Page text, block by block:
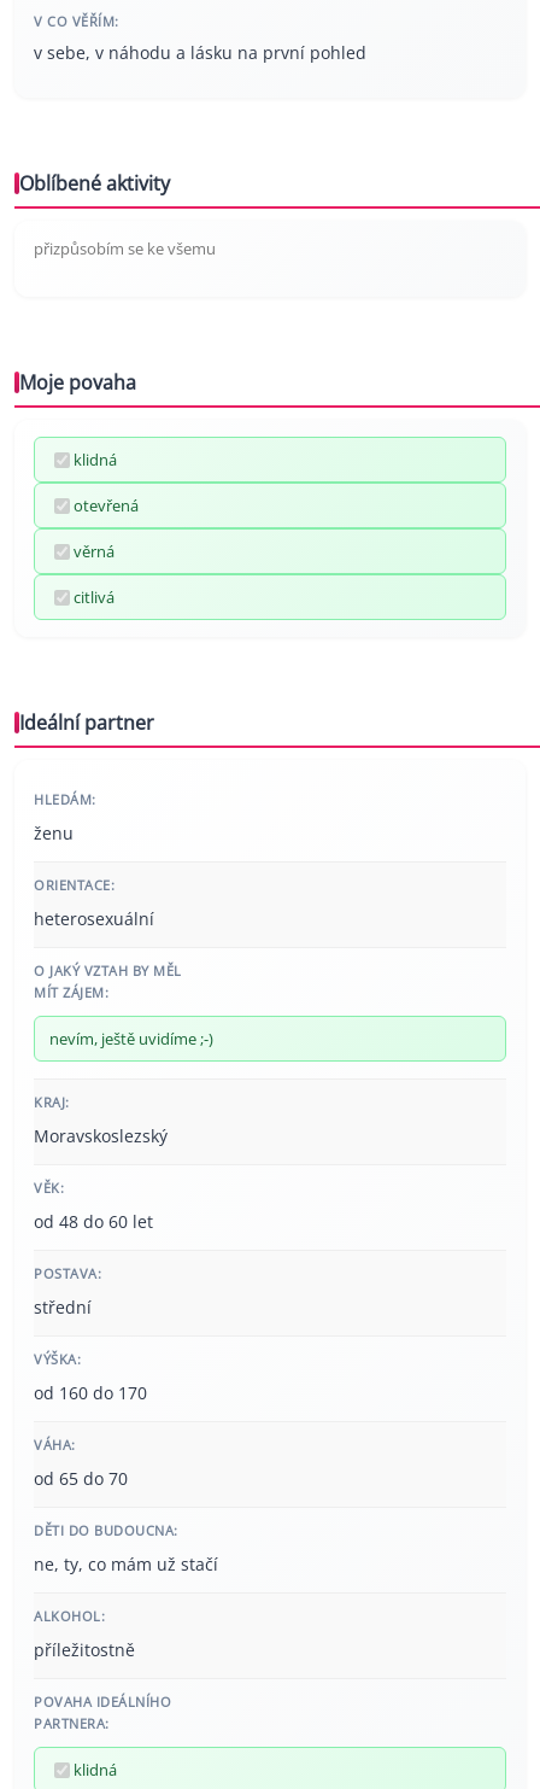
V CO VĚŘÍM:
v sebe, v náhodu a lásku na první pohled
Oblíbené aktivity
přizpůsobím se ke všemu
Moje povaha
klidná
otevřená
věrná
citlivá
Ideální partner
HLEDÁM:
ženu
ORIENTACE:
heterosexuální
O JAKÝ VZTAH BY MĚL
MÍT ZÁJEM:
nevím, ještě uvidíme ;-)
KRAJ:
Moravskoslezský
VĚK:
od 48 do 60 let
POSTAVA:
střední
VÝŠKA:
od 160 do 170
VÁHA:
od 65 do 70
DĚTI DO BUDOUCNA:
ne, ty, co mám už stačí
ALKOHOL:
příležitostně
POVAHA IDEÁLNÍHO
PARTNERA:
klidná